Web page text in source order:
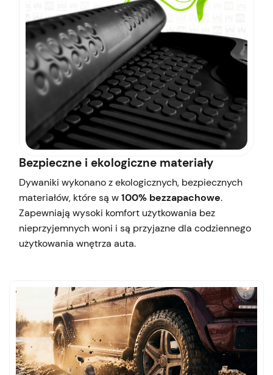
Bezpieczne i ekologiczne materiały
Dywaniki wykonano z ekologicznych, bezpiecznych
materiałów, które są w100% bezzapachowe.
Zapewniają wysoki komfort użytkowania bez
nieprzyjemnych woni i są przyjazne dla codziennego
użytkowania wnętrza auta.